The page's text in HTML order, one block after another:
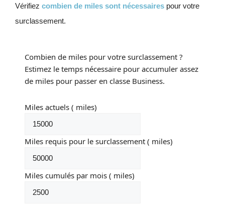
Vérifiez combien de miles sont nécessaires pour votre
surclassement.
Combien de miles pour votre surclassement ?
Estimez le temps nécessaire pour accumuler assez
de miles pour passer en classe Business.
Miles actuels( miles)
Miles requis pour le surclassement( miles)
Miles cumulés par mois( miles)